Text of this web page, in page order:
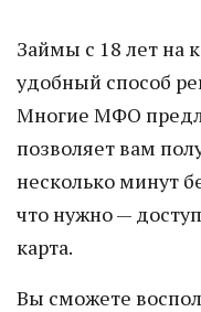
Займы с 18 лет на
удобный способ
Многие МФО
позволяет вам
несколько минут
что нужно —
карта.
Вы сможете